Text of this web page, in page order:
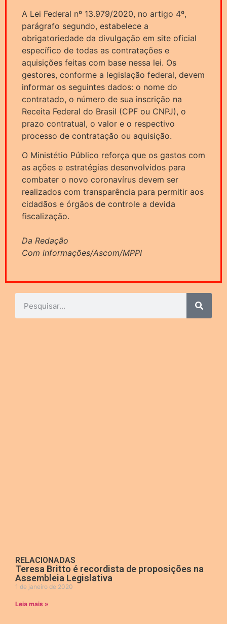
A Lei Federal nº 13.979/2020, no artigo 4º,
parágrafo segundo, estabelece a
obrigatoriedade da divulgação em site oficial
específico de todas as contratações e
aquisições feitas com base nessa lei. Os
gestores, conforme a legislação federal, devem
informar os seguintes dados: o nome do
contratado, o número de sua inscrição na
Receita Federal do Brasil (CPF ou CNPJ), o
prazo contratual, o valor e o respectivo
processo de contratação ou aquisição.
O Ministétio Público reforça que os gastos com
as ações e estratégias desenvolvidos para
combater o novo coronavírus devem ser
realizados com transparência para permitir aos
cidadãos e órgãos de controle a devida
fiscalização.
Da Redação
Com informações/Ascom/MPPI
RELACIONADAS
Teresa Britto é recordista de proposições na
Assembleia Legislativa
1 de janeiro de 2020
Leia mais »